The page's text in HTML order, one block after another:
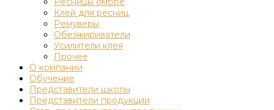
Клей для ресниц
Ремуверы
Обезжириватели
Усилители клея
Прочее
О компании
Обучение
Представители школы
Представители продукции